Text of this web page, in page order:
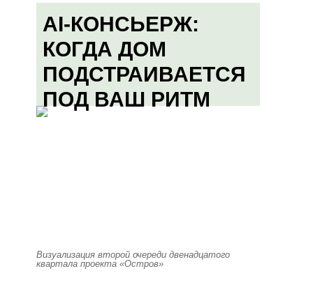
AI-КОНСЬЕРЖ:
КОГДА ДОМ
ПОДСТРАИВАЕТСЯ
ПОД ВАШ РИТМ
Визуализация второй очереди двенадцатого
квартала проекта «Остров»